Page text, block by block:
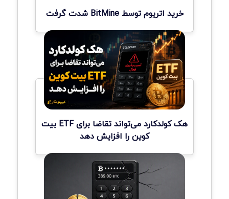
خرید اتریوم توسط BitMine شدت گرفت
هک کولدکارد می‌تواند تقاضا برای ETF بیت
کوین را افزایش دهد